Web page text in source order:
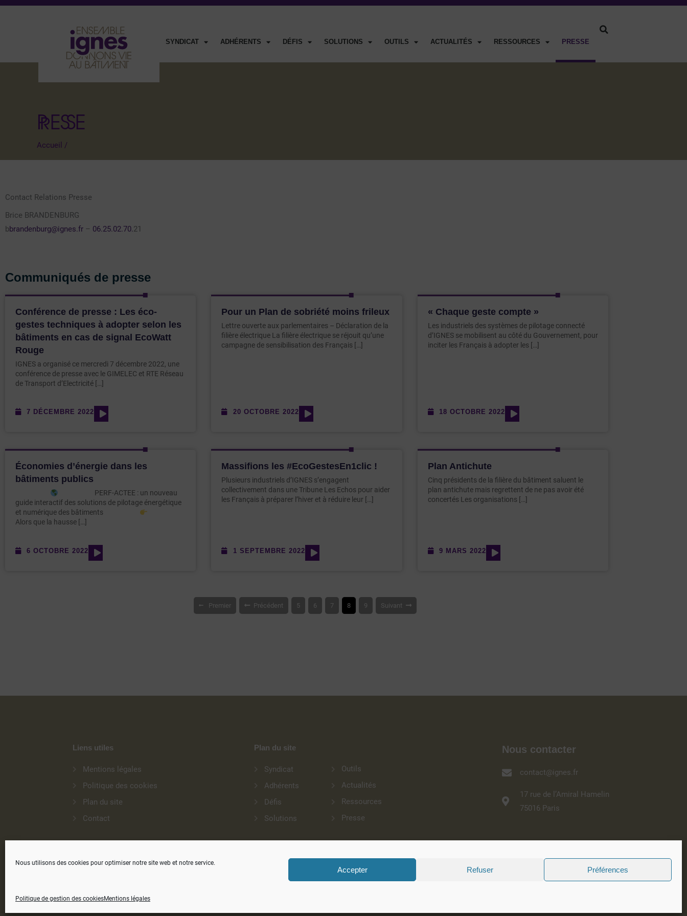
Nous utilisons des cookies pour optimiser notre site web et notre service.
Accepter Refuser Préférences
Politique de gestion des cookiesMentions légales
SYNDICAT ADHÉRENTS DÉFIS SOLUTIONS OUTILS ACTUALITÉS RESSOURCES PRESSE
PRESSE
Accueil /
Contact Relations Presse
Brice BRANDENBURG
bbrandenburg@ignes.fr – 06.25.02.70.21
Communiqués de presse
Conférence de presse : Les éco-
gestes techniques à adopter selon les
bâtiments en cas de signal EcoWatt
Rouge
IGNES a organisé ce mercredi 7 décembre 2022, une
conférence de presse avec le GIMELEC et RTE Réseau
de Transport d’Electricité […]
7 DÉCEMBRE 2022
Pour un Plan de sobriété moins frileux
Lettre ouverte aux parlementaires – Déclaration de la
filière électrique La filière électrique se réjouit qu’une
campagne de sensibilisation des Français […]
20 OCTOBRE 2022
« Chaque geste compte »
Les industriels des systèmes de pilotage connecté
d’IGNES se mobilisent au côté du Gouvernement, pour
inciter les Français à adopter les […]
18 OCTOBRE 2022
Économies d’énergie dans les
bâtiments publics
PERF-ACTEE : un nouveau
guide interactif des solutions de pilotage énergétique
et numérique des bâtiments
Alors que la hausse […]
6 OCTOBRE 2022
Massifions les #EcoGestesEn1clic !
Plusieurs industriels d’IGNES s’engagent
collectivement dans une Tribune Les Echos pour aider
les Français à préparer l’hiver et à réduire leur […]
1 SEPTEMBRE 2022
Plan Antichute
Cinq présidents de la filière du bâtiment saluent le
plan antichute mais regrettent de ne pas avoir été
concertés Les organisations […]
9 MARS 2022
Premier Précédent 5 6 7 8 9 Suivant
Liens utiles
Mentions légales
Politique des cookies
Plan du site
Contact
Plan du site
Syndicat
Adhérents
Défis
Solutions
Outils
Actualités
Ressources
Presse
Nous contacter
contact@ignes.fr
17 rue de l’Amiral Hamelin
75016 Paris